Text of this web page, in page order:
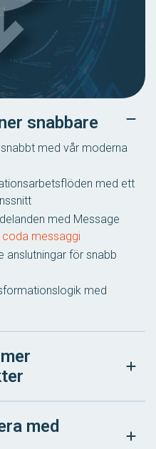
snabbare
med vår moderna
med ett
med Message
coda messaggi
anslutningar för snabb
med
med